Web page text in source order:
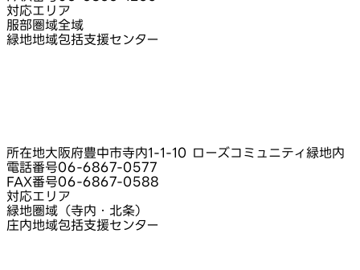
対応エリア
服部圏域全域
緑地地域包括支援センター
所在地大阪府豊中市寺内1-1-10 ローズコミュニティ緑地内
電話番号06-6867-0577
FAX番号06-6867-0588
対応エリア
緑地圏域（寺内・北条）
庄内地域包括支援センター